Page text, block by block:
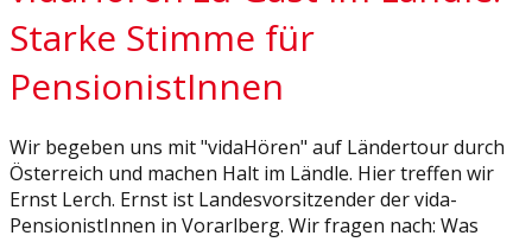
Starke Stimme für
PensionistInnen
Wir begeben uns mit "vidaHören" auf Ländertour durch
Österreich und machen Halt im Ländle. Hier treffen wir
Ernst Lerch. Ernst ist Landesvorsitzender der vida-
PensionistInnen in Vorarlberg. Wir fragen nach: Was